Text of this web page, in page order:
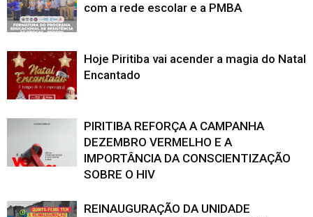
com a rede escolar e a PMBA
Hoje Piritiba vai acender a magia do Natal
Encantado
PIRITIBA REFORÇA A CAMPANHA
DEZEMBRO VERMELHO E A
IMPORTÂNCIA DA CONSCIENTIZAÇÃO
SOBRE O HIV
REINAUGURAÇÃO DA UNIDADE